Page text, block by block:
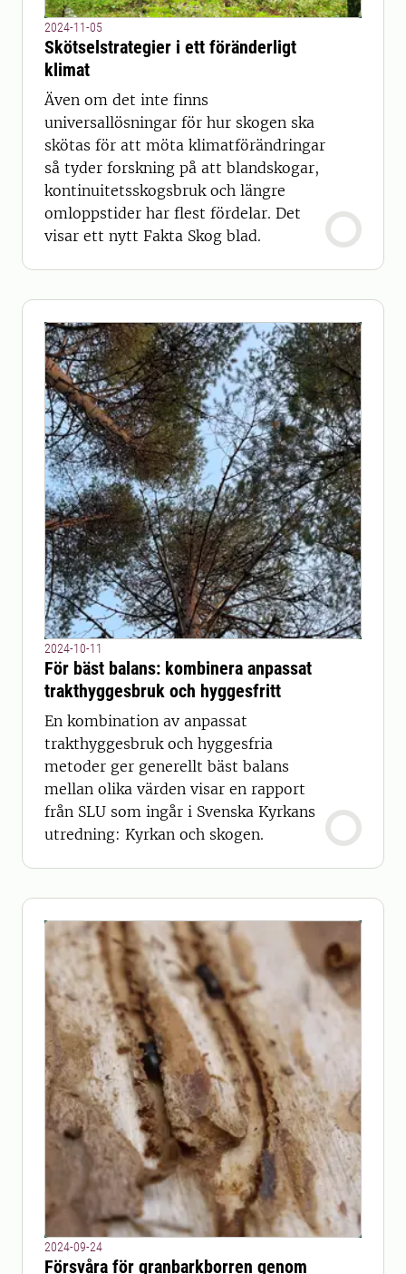
2024-11-05
Skötselstrategier i ett föränderligt
klimat
Även om det inte finns
universallösningar för hur skogen ska
skötas för att möta klimatförändringar
så tyder forskning på att blandskogar,
kontinuitetsskogsbruk och längre
omloppstider har flest fördelar. Det
visar ett nytt Fakta Skog blad.
2024-10-11
För bäst balans: kombinera anpassat
trakthyggesbruk och hyggesfritt
En kombination av anpassat
trakthyggesbruk och hyggesfria
metoder ger generellt bäst balans
mellan olika värden visar en rapport
från SLU som ingår i Svenska Kyrkans
utredning: Kyrkan och skogen.
2024-09-24
Försvåra för granbarkborren genom